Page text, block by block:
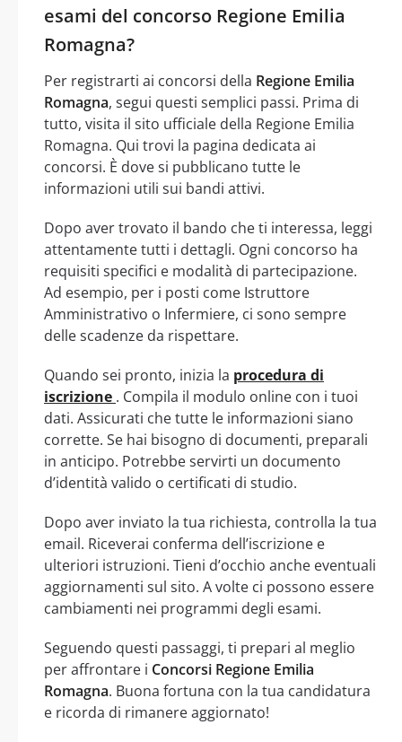
esami del concorso Regione Emilia
Romagna?
Per registrarti ai concorsi della Regione Emilia
Romagna, segui questi semplici passi. Prima di
tutto, visita il sito ufficiale della Regione Emilia
Romagna. Qui trovi la pagina dedicata ai
concorsi. È dove si pubblicano tutte le
informazioni utili sui bandi attivi.
Dopo aver trovato il bando che ti interessa, leggi
attentamente tutti i dettagli. Ogni concorso ha
requisiti specifici e modalità di partecipazione.
Ad esempio, per i posti come Istruttore
Amministrativo o Infermiere, ci sono sempre
delle scadenze da rispettare.
Quando sei pronto, inizia la procedura di
iscrizione . Compila il modulo online con i tuoi
dati. Assicurati che tutte le informazioni siano
corrette. Se hai bisogno di documenti, preparali
in anticipo. Potrebbe servirti un documento
d’identità valido o certificati di studio.
Dopo aver inviato la tua richiesta, controlla la tua
email. Riceverai conferma dell’iscrizione e
ulteriori istruzioni. Tieni d’occhio anche eventuali
aggiornamenti sul sito. A volte ci possono essere
cambiamenti nei programmi degli esami.
Seguendo questi passaggi, ti prepari al meglio
per affrontare i Concorsi Regione Emilia
Romagna. Buona fortuna con la tua candidatura
e ricorda di rimanere aggiornato!